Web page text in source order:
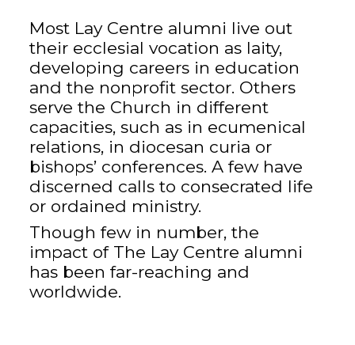
Most Lay Centre alumni live out
their ecclesial vocation as laity,
developing careers in education
and the nonprofit sector. Others
serve the Church in different
capacities, such as in ecumenical
relations, in diocesan curia or
bishops’ conferences. A few have
discerned calls to consecrated life
or ordained ministry.
Though few in number, the
impact of The Lay Centre alumni
has been far-reaching and
worldwide.